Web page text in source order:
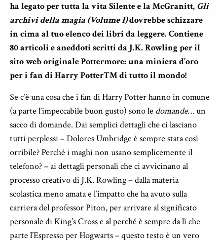
ha legato per tutta la vita Silente e la McGranitt, Gli
archivi della magia (Volume I)dovrebbe schizzare
in cima al tuo elenco dei libri da leggere. Contiene
80 articoli e aneddoti scritti da J.K. Rowling per il
sito web originale Pottermore: una miniera d’oro
per i fan di Harry PotterTM di tutto il mondo!
Se c’è una cosa che i fan di Harry Potter hanno in comune
(a parte l’impeccabile buon gusto) sono le domande… un
sacco di domande. Dai semplici dettagli che ci lasciano
tutti perplessi – Dolores Umbridge è sempre stata così
orribile? Perché i maghi non usano semplicemente il
telefono? – ai dettagli personali che ci avvicinano al
processo creativo di J.K. Rowling – dalla materia
scolastica meno amata e l’impatto che ha avuto sulla
carriera del professor Piton, per arrivare al significato
personale di King’s Cross e al perché è sempre da lì che
parte l’Espresso per Hogwarts – questo testo è un vero